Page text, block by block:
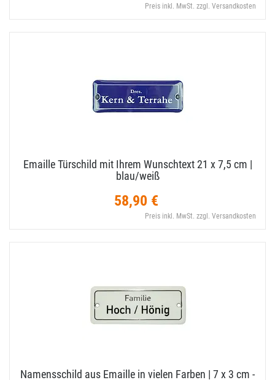
Preis inkl. MwSt. zzgl. Versandkosten
Emaille Türschild mit Ihrem Wunschtext 21 x 7,​5 cm |
blau/​weiß
58,90 €
Preis inkl. MwSt. zzgl. Versandkosten
Namensschild aus Emaille in vielen Farben | 7 x 3 cm -